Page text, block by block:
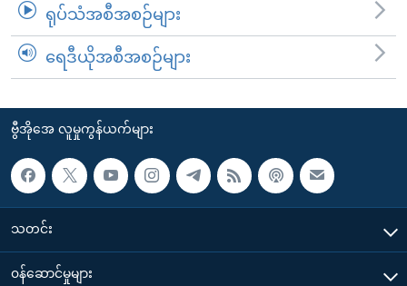
ရုပ်သံအစီအစဉ်များ
ရေဒီယိုအစီအစဉ်များ
ဗွီအိုအေ လူမှုကွန်ယက်များ
သတင်း
၀န်ဆောင်မှုများ